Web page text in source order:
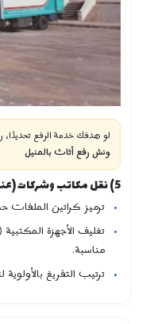
لو هدفك خدمة الرفع
ونش رفع أثاث بالمنيل
5) نقل مكاتب وشركات (عند الطلب)
ترميز كراتين الملفات
تغليف الأجهزة
مناسبة.
ترتيب التفريغ